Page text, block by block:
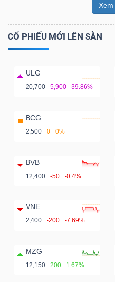
Xem
CỔ PHIẾU MỚI LÊN SÀN
ULG
20,700 5,900 39.86%
BCG
2,500 0 0%
BVB
12,400 -50 -0.4%
VNE
2,400 -200 -7.69%
MZG
12,150 200 1.67%